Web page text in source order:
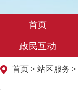
首页
政民互动
首页 > 站区服务 >